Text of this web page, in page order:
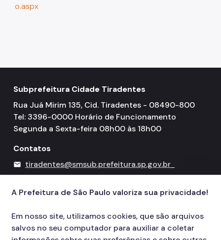
o.aspx
Subprefeitura Cidade Tiradentes
Rua Juá Mirim 135, Cid. Tiradentes - 08490-800
Tel: 3396-0000 Horário de Funcionamento
Segunda a Sexta-feira 08h00 às 18h00
Contatos
mail tiradentes@smsub.prefeitura.sp.gov.br
156
A Prefeitura de São Paulo valoriza sua privacidade!
Em nosso site, utilizamos cookies, que são arquivos
salvos no seu computador para auxiliar a coletar